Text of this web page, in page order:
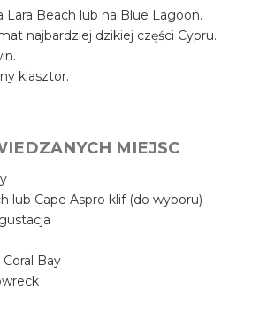
Lara Beach lub na Blue Lagoon.
najbardziej dzikiej części Cypru.
klasztor.
MIEJSC
lub Cape Aspro klif (do wyboru)
Bay